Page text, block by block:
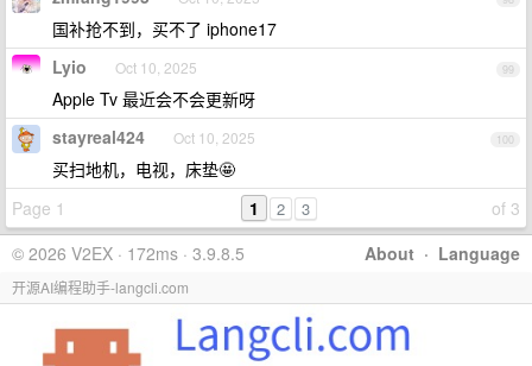
国补抢不到，买不了 iphone17
99
Lyio Oct 10, 2025
Apple Tv 最近会不会更新呀
100
stayreal424 Oct 10, 2025
买扫地机，电视，床垫🤩
Page 1
of 3
1 2 3
About · Language
© 2026 V2EX · 172ms · 3.9.8.5
开源AI编程助手-langcli.com